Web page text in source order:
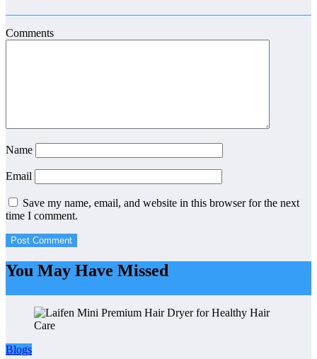
Comments
Name
Email
Save my name, email, and website in this browser for the next
time I comment.
You May Have Missed
Blogs